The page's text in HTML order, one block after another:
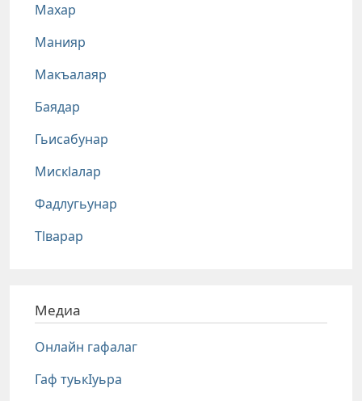
Махар
Манияр
Макъалаяр
Баядар
Гьисабунар
Мискlалар
Фадлугьунар
Тlварар
Медиа
Онлайн гафалаг
Гаф туькIуьра